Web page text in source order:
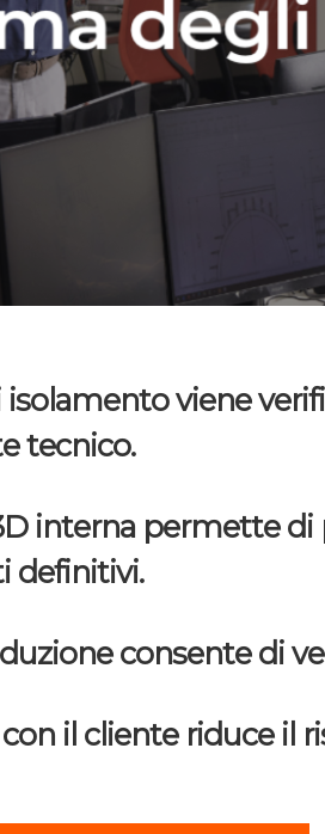
isolamento viene
tecnico.
interna permette di
definitivi.
consente di
il cliente riduce il